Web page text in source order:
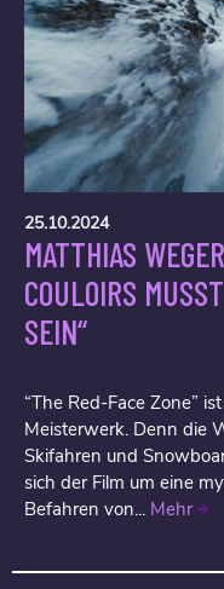
25.10.2024
MATTHIAS
COULOIRS
SEIN“
“The Red-Face Zone”
Meisterwerk. Denn die
Skifahren und
sich der Film um eine
Befahren von... Mehr